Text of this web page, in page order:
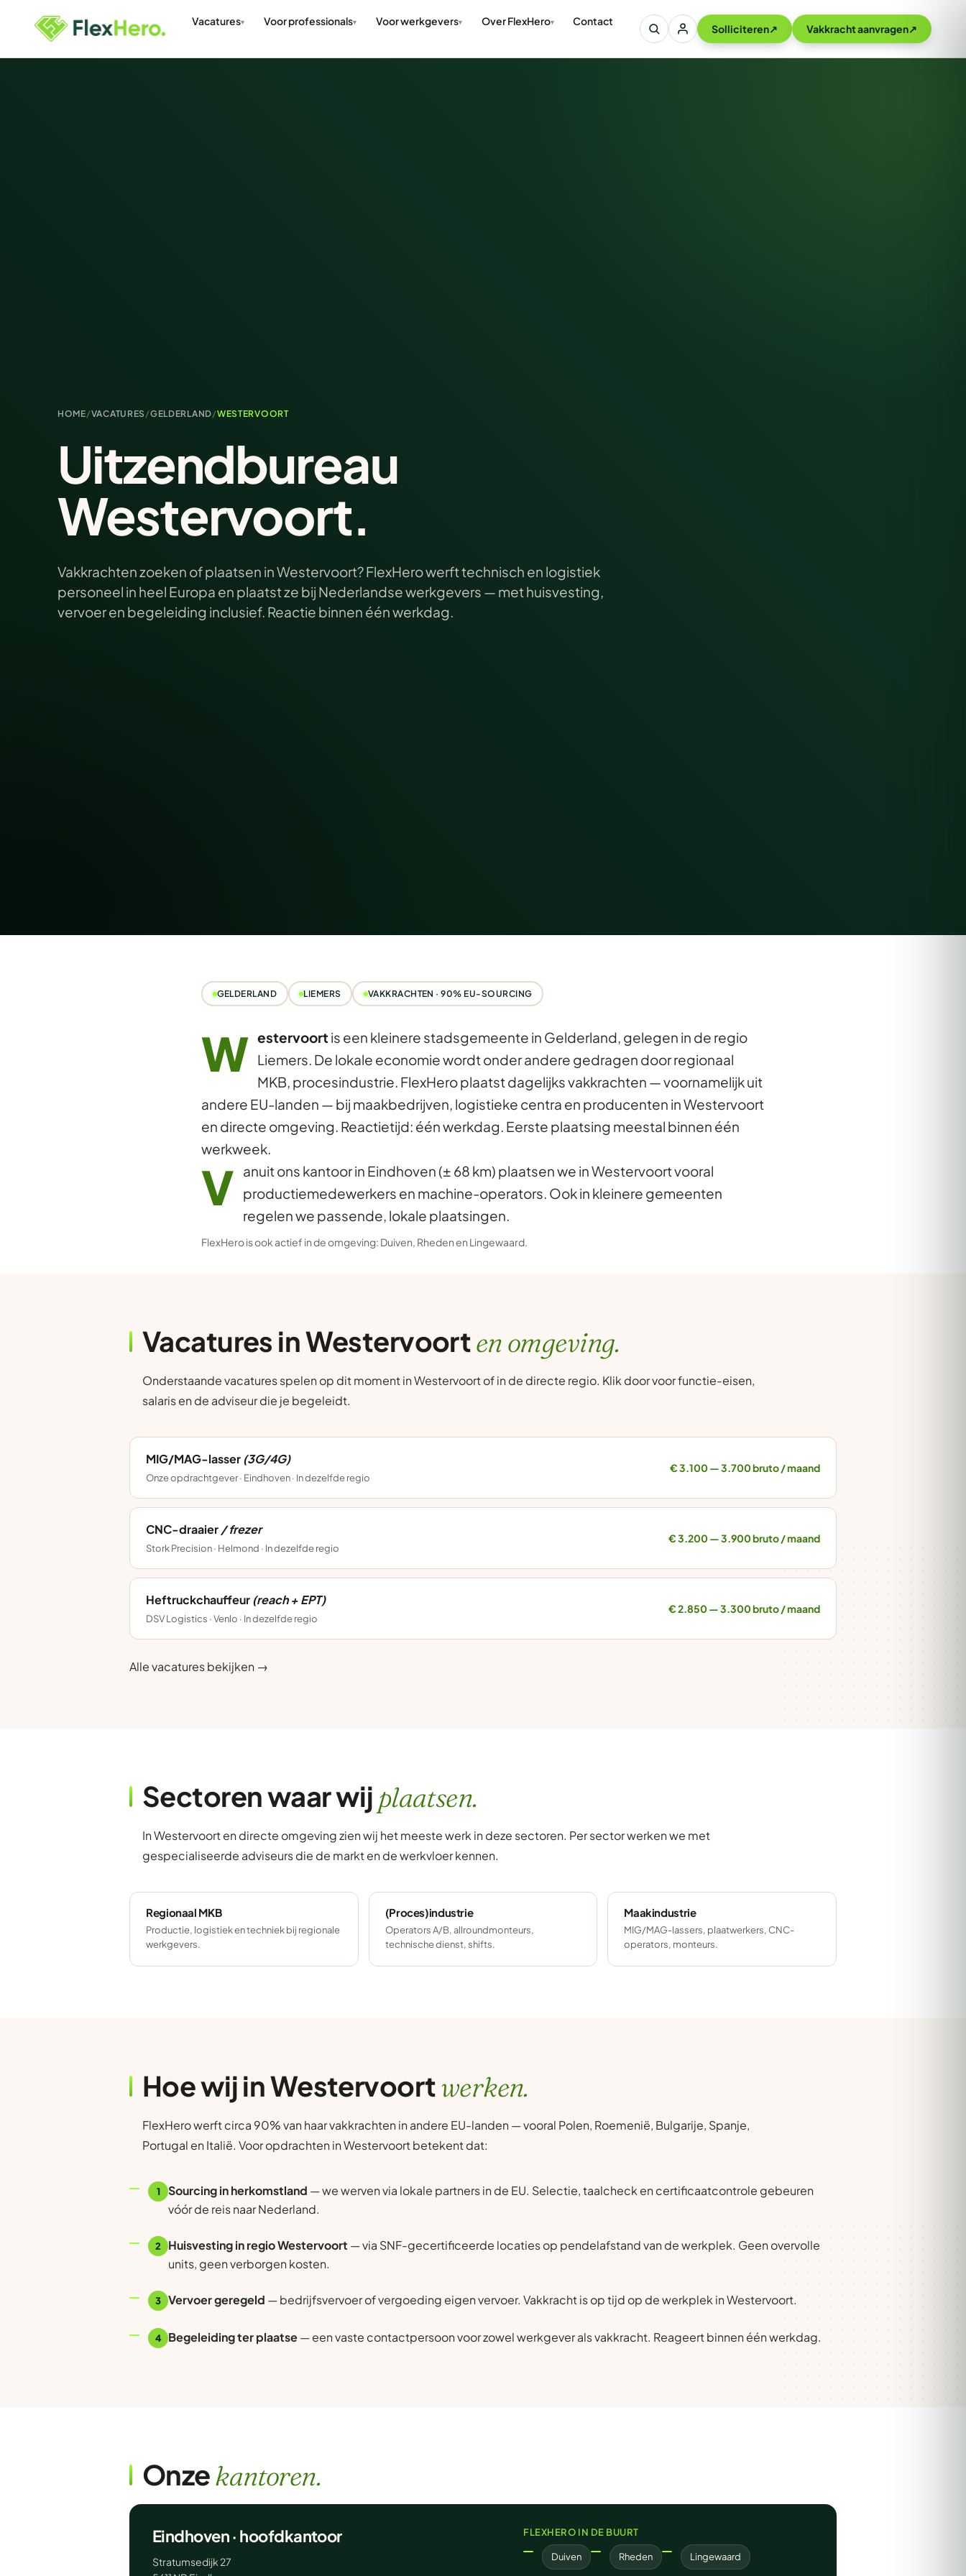
Vacatures Voor professionals Voor werkgevers Over FlexHero Contact
Solliciteren↗ Vakkracht aanvragen↗
HOME/VACATURES /GELDERLAND/WESTERVOORT
Uitzendbureau
Westervoort.
Vakkrachten zoeken of plaatsen in Westervoort? FlexHero werft technisch en logistiek
personeel in heel Europa en plaatst ze bij Nederlandse werkgevers — met huisvesting,
vervoer en begeleiding inclusief. Reactie binnen één werkdag.
GELDERLAND LIEMERS VAKKRACHTEN · 90% EU-SOURCING
W estervoortis een kleinere stadsgemeente in Gelderland, gelegen in de regio
Liemers. De lokale economie wordt onder andere gedragen door regionaal
MKB, procesindustrie. FlexHero plaatst dagelijks vakkrachten — voornamelijk uit
andere EU-landen — bij maakbedrijven, logistieke centra en producenten in Westervoort
en directe omgeving. Reactietijd: één werkdag. Eerste plaatsing meestal binnen één
werkweek.
V anuit ons kantoor in Eindhoven (± 68 km) plaatsen we in Westervoort vooral
productiemedewerkers en machine-operators. Ook in kleinere gemeenten
regelen we passende, lokale plaatsingen.
FlexHero is ook actief in de omgeving: Duiven, Rhedenen Lingewaard.
Vacatures in Westervoorten omgeving.
Onderstaande vacatures spelen op dit moment in Westervoort of in de directe regio. Klik door voor functie-eisen,
salaris en de adviseur die je begeleidt.
MIG/MAG-lasser(3G/4G)
Onze opdrachtgever · Eindhoven · In dezelfde regio
€ 3.100 — 3.700 bruto / maand
CNC-draaier / frezer
Stork Precision · Helmond · In dezelfde regio
€ 3.200 — 3.900 bruto / maand
Heftruckchauffeur(reach + EPT)
DSV Logistics · Venlo · In dezelfde regio
€ 2.850 — 3.300 bruto / maand
Alle vacatures bekijken →
Sectoren waar wij plaatsen.
In Westervoort en directe omgeving zien wij het meeste werk in deze sectoren. Per sector werken we met
gespecialiseerde adviseurs die de markt en de werkvloer kennen.
Regionaal MKB
Productie, logistiek en techniek bij regionale
werkgevers.
(Proces)industrie
Operators A/B, allroundmonteurs,
technische dienst, shifts.
Maakindustrie
MIG/MAG-lassers, plaatwerkers, CNC-
operators, monteurs.
Hoe wij in Westervoortwerken.
FlexHero werft circa 90% van haar vakkrachten in andere EU-landen — vooral Polen, Roemenië, Bulgarije, Spanje,
Portugal en Italië. Voor opdrachten in Westervoort betekent dat:
1 Sourcing in herkomstland — we werven via lokale partners in de EU. Selectie, taalcheck en certificaatcontrole gebeuren
vóór de reis naar Nederland.
2 Huisvesting in regio Westervoort — via SNF-gecertificeerde locaties op pendelafstand van de werkplek. Geen overvolle
units, geen verborgen kosten.
3 Vervoer geregeld — bedrijfsvervoer of vergoeding eigen vervoer. Vakkracht is op tijd op de werkplek in Westervoort.
4 Begeleiding ter plaatse— een vaste contactpersoon voor zowel werkgever als vakkracht. Reageert binnen één werkdag.
Onzekantoren.
Eindhoven · hoofdkantoor
Stratumsedijk 27
FLEXHERO IN DE BUURT
Duiven Rheden Lingewaard